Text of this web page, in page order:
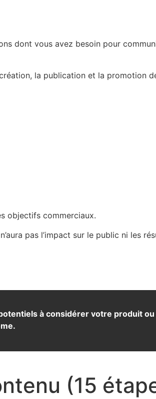
dont vous avez besoin pour
la publication et la promotion
objectifs commerciaux.
pas l’impact sur le public ni les
à considérer votre produit
(15